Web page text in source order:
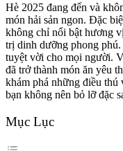
Hè 2025 đang đến và
món hải sản ngon. Đặc
không chỉ nổi bật hương
trị dinh dưỡng phong
tuyệt vời cho mọi người.
đã trở thành món ăn yêu
khám phá những điều thú
bạn không nên bỏ lỡ đặc
Mục Lục